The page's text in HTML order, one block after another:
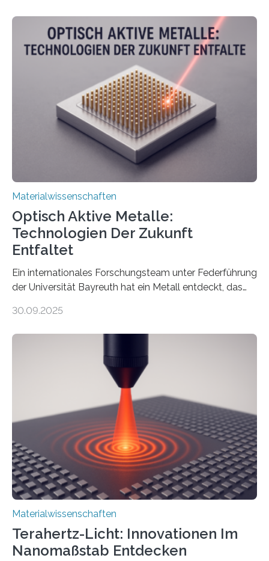
Materialwissenschaften
Optisch Aktive Metalle:
Technologien Der Zukunft
Entfaltet
Ein internationales Forschungsteam unter Federführung
der Universität Bayreuth hat ein Metall entdeckt, das
Dadurch ist es in der Lage, eine sogenannte zweite
Nichtmetallen vorkommt und insbesondere für
Sensorik und Elektrotechnik von Interesse ist. Über ihre
Erkenntnisse berichten die Forschenden im Journal of
the American Chemical Society. —What for?
Materialien, die gleichzeitig Strom leiten und Licht
beeinflussen können, sind für viele moderne
Technologien…
30.09.2025
Materialwissenschaften
Terahertz-Licht: Innovationen Im
Nanomaßstab Entdecken